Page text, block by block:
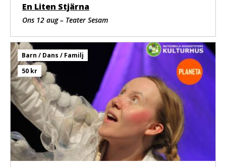
Konstnärlig ledning
Kerfalla Camara
Regi och scenografi
Yann Ecauvre
Cirkusmedverkan
Julie Delaire och Mehdi Azéma
Musik och ljud
Yann Ecauvre och Mehdi Azéma
Koreografi (kollektiv)
Yann Ecauvre, Mehdi Azéma, Julie Delaire, Mouna Nemri
och artisterna
Ljus
Jean-Marie Prouvèze
Kostym
Solenne Capmas
En Liten Stjärna
Ons 12 aug – Teater Sesam
Barn / Dans / Familj
50 kr